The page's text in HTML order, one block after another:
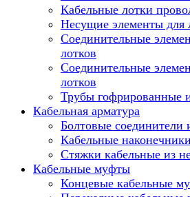
Кабельные лотки
Несущие элементы для
Соединительные
лотков
Соединительные
лотков
Трубы гофрированные
Кабельная арматура
Болтовые соединители
Кабельные
Стяжки кабельные из
Кабельные муфты
Концевые кабельные